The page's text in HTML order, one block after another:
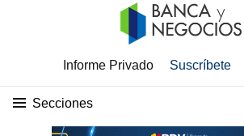
Informe Privado Suscríbete
Secciones